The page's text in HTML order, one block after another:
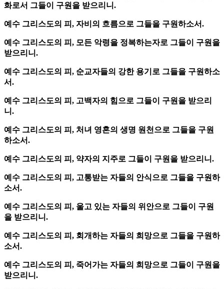
화로서 그들이 구원을 받으리니.
예수 그리스도의 피, 자비의 흐름으로 그들을 구원하소서.
예수 그리스도의 피, 모든 악령을 정복하는자로 그들이 구원을
받으리니.
예수 그리스도의 피, 순교자들의 강한 용기로 그들을 구원하소
서.
예수 그리스도의 피, 고백자의 힘으로 그들이 구원을 받으리
니.
예수 그리스도의 피, 처녀 영혼의 생명 원천으로 그들을 구원
하소서.
예수 그리스도의 피, 약자의 지주로 그들이 구원을 받으리니.
예수 그리스도의 피, 고통받는 자들의 안식으로 그들을 구원하
소서.
예수 그리스도의 피, 울고 있는 자들의 위안으로 그들이 구원
을 받으리니.
예수 그리스도의 피, 회개하는 자들의 희망으로 그들을 구원하
소서.
예수 그리스도의 피, 죽어가는 자들의 희망으로 그들이 구원을
받으리니.